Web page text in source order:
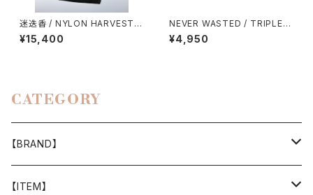
迷迭香 / NYLON HARVEST L
OOSE SHORTS（2026）
¥15,400
NEVER WASTED / TRIPLEY
ES
¥4,950
CATEGORY
【BRAND】
山と道
【ITEM】